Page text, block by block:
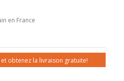
en France
obtenez la livraison gratuite!